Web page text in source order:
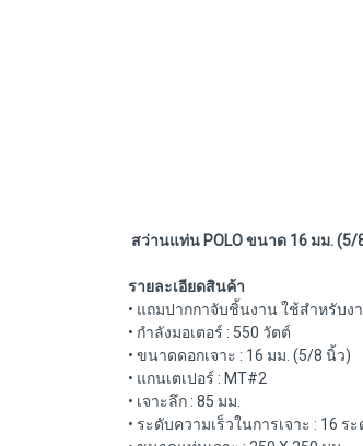
สว่านแท่น POLO ขนาด 16 มม. (5/
รายละเอียดสินค้า
• แถมปากกาจับชิ้นงาน ใช้สำหรับง
• กำลังมอเตอร์ : 550 วัตต์
• ขนาดดอกเจาะ : 16 มม. (5/8 นิ้ว)
• แกนเตเปอร์ : MT#2
• เจาะลึก : 85 มม.
• ระดับความเร็วในการเจาะ : 16 ร